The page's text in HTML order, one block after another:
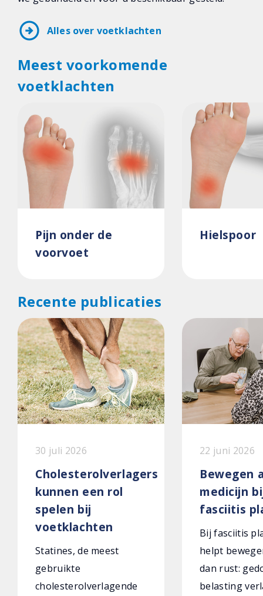
arrow_circle_right Alles over voetklachten
Meest voorkomende
voetklachten
Pijn onder de
voorvoet
Hielspoor
Recente publicaties
30 juli 2026
Cholesterolverlagers
kunnen een rol
spelen bij
voetklachten
Statines, de meest
gebruikte
cholesterolverlagende
22 juni 2026
Bewegen
medicijn
fasciitis
Bij fasciitis
helpt
dan rust:
belasting